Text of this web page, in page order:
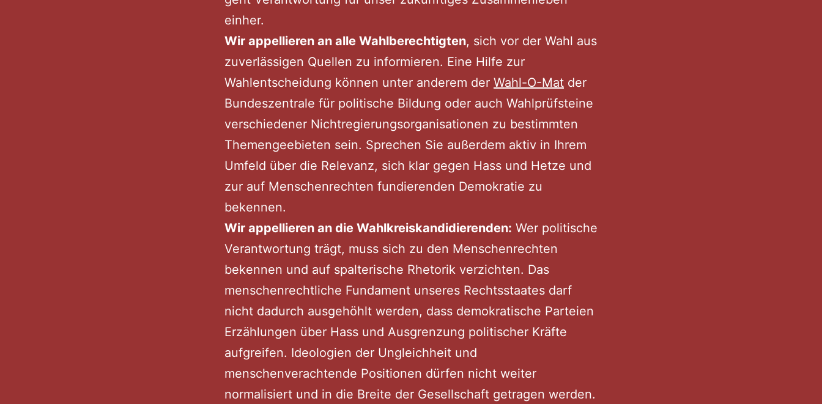
einher.
Wir appellieren an alle Wahlberechtigten, sich vor der Wahl aus
zuverlässigen Quellen zu informieren. Eine Hilfe zur
Wahlentscheidung können unter anderem der Wahl-O-Mat der
Bundeszentrale für politische Bildung oder auch Wahlprüfsteine
verschiedener Nichtregierungsorganisationen zu bestimmten
Themengeebieten sein. Sprechen Sie außerdem aktiv in Ihrem
Umfeld über die Relevanz, sich klar gegen Hass und Hetze und
zur auf Menschenrechten fundierenden Demokratie zu
bekennen.
Wir appellieren an die Wahlkreiskandidierenden: Wer politische
Verantwortung trägt, muss sich zu den Menschenrechten
bekennen und auf spalterische Rhetorik verzichten. Das
menschenrechtliche Fundament unseres Rechtsstaates darf
nicht dadurch ausgehöhlt werden, dass demokratische Parteien
Erzählungen über Hass und Ausgrenzung politischer Kräfte
aufgreifen. Ideologien der Ungleichheit und
menschenverachtende Positionen dürfen nicht weiter
normalisiert und in die Breite der Gesellschaft getragen werden.